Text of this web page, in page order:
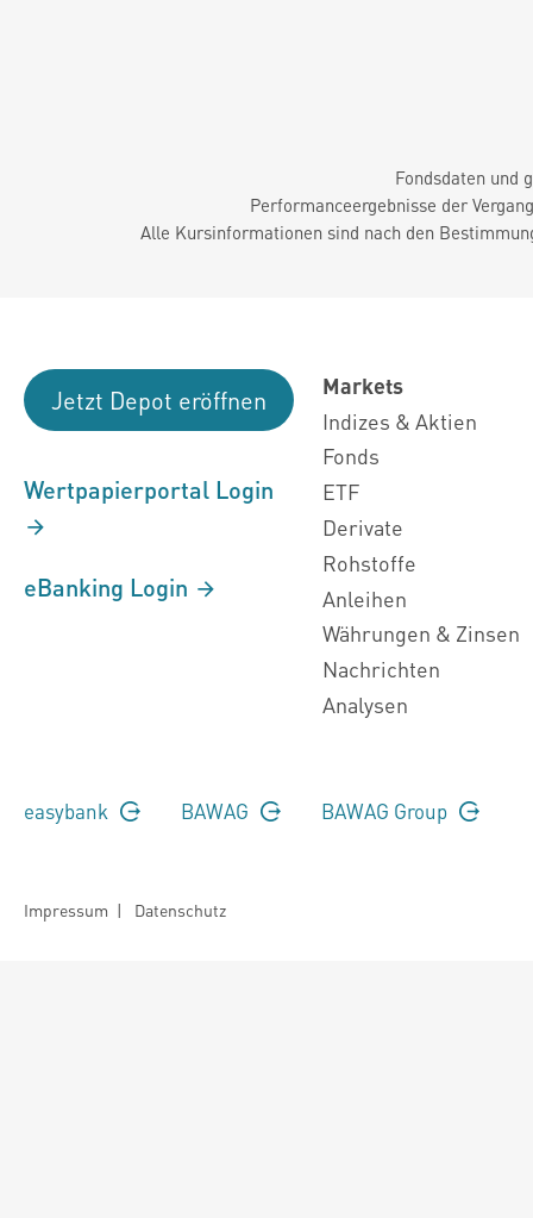
Fondsdaten und
Performanceergebnisse der
Alle Kursinformationen sind nach den
Jetzt Depot eröffnen
Wertpapierportal Login
eBanking Login
Markets
Indizes & Aktien
Fonds
ETF
Derivate
Rohstoffe
Anleihen
Währungen & Zinsen
Nachrichten
Analysen
easybank BAWAG BAWAG Group
Impressum | Datenschutz